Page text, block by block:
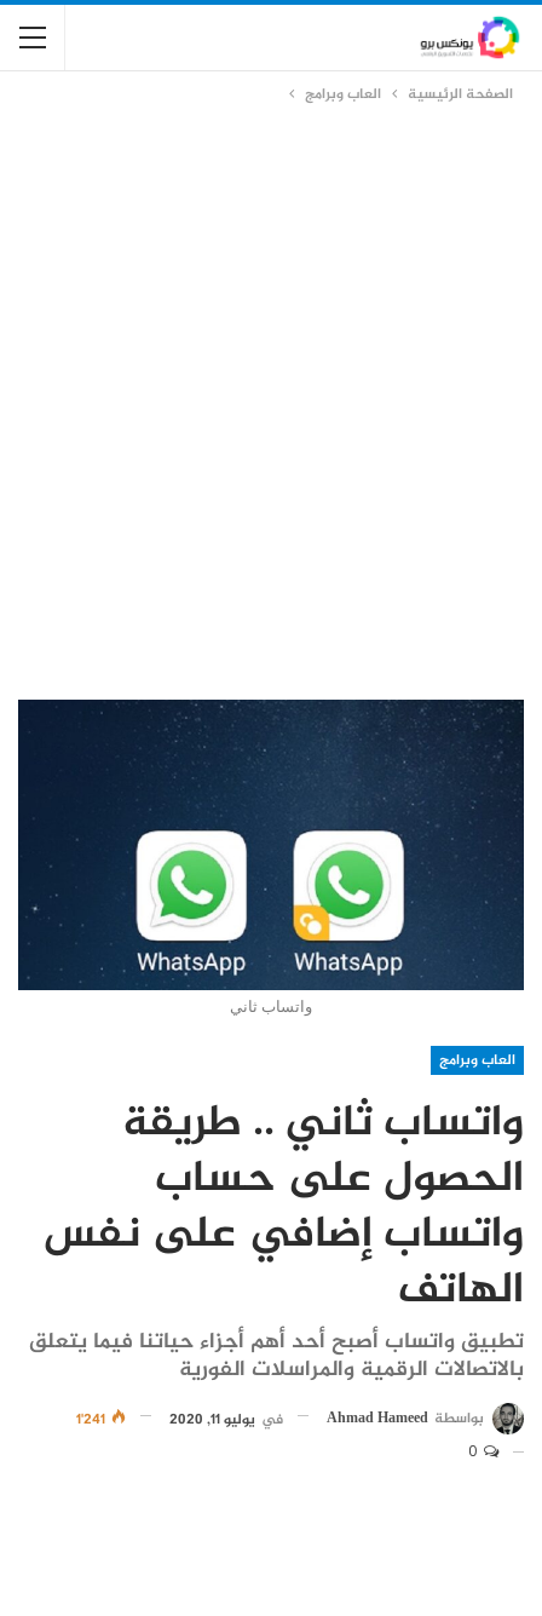
الصفحة الرئيسية العاب وبرامج
واتساب ثاني
العاب وبرامج
واتساب ثاني .. طريقة
الحصول على حساب
واتساب إضافي على نفس
الهاتف
تطبيق واتساب أصبح أحد أهم أجزاء حياتنا فيما يتعلق
بالاتصالات الرقمية والمراسلات الفورية
بواسطة Ahmad Hameed في يوليو 11, 2020